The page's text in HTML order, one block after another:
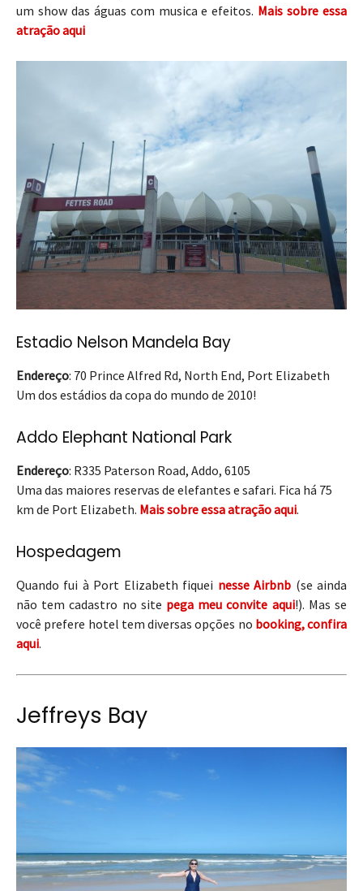
um show das águas com musica e efeitos. Mais sobre essa
atração aqui
Estadio Nelson Mandela Bay
Endereço: 70 Prince Alfred Rd, North End, Port Elizabeth
Um dos estádios da copa do mundo de 2010!
Addo Elephant National Park
Endereço: R335 Paterson Road, Addo, 6105
Uma das maiores reservas de elefantes e safari. Fica há 75
km de Port Elizabeth. Mais sobre essa atração aqui.
Hospedagem
Quando fui à Port Elizabeth fiquei nesse Airbnb (se ainda
não tem cadastro no site pega meu convite aqui!). Mas se
você prefere hotel tem diversas opções no booking, confira
aqui.
Jeffreys Bay